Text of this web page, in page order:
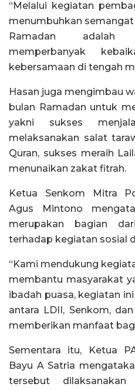
“Melalui kegiatan
menumbuhkan
Ramadan adalah
memperbanyak
kebersamaan di tengah
Hasan juga mengimbau
bulan Ramadan untuk
yakni sukses
melaksanakan salat
Quran, sukses meraih
menunaikan zakat fitrah.
Ketua Senkom Mitra
Agus Mintono
merupakan bagian
terhadap kegiatan sosial
“Kami mendukung
membantu masyarakat
ibadah puasa, kegiatan
antara LDII, Senkom,
memberikan manfaat
Sementara itu, Ketua
Bayu A Satria
tersebut